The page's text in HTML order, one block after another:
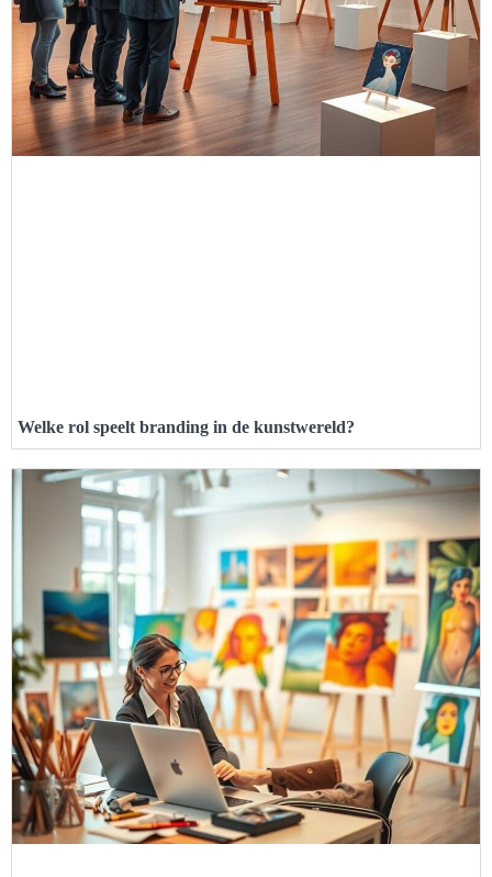
Welke rol speelt branding in de kunstwereld?